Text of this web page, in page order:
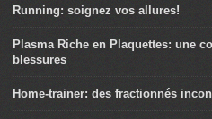
Running: soignez vos allures!
Plasma Riche en Plaquettes: une
blessures
Home-trainer: des fractionnés